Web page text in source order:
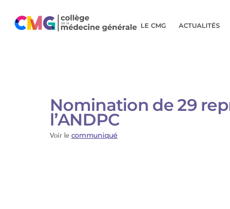
LE CMG ACTUALITÉS
Nomination de 29
l’ANDPC
Voir le communiqué